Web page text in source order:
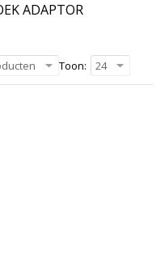
ADAPTOR
Toon: 24